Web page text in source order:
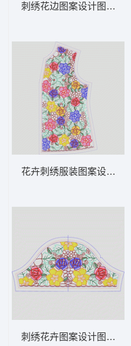
刺绣花边图案设计图 领
花卉刺绣服装图案设计 领
刺绣花卉图案设计图 领